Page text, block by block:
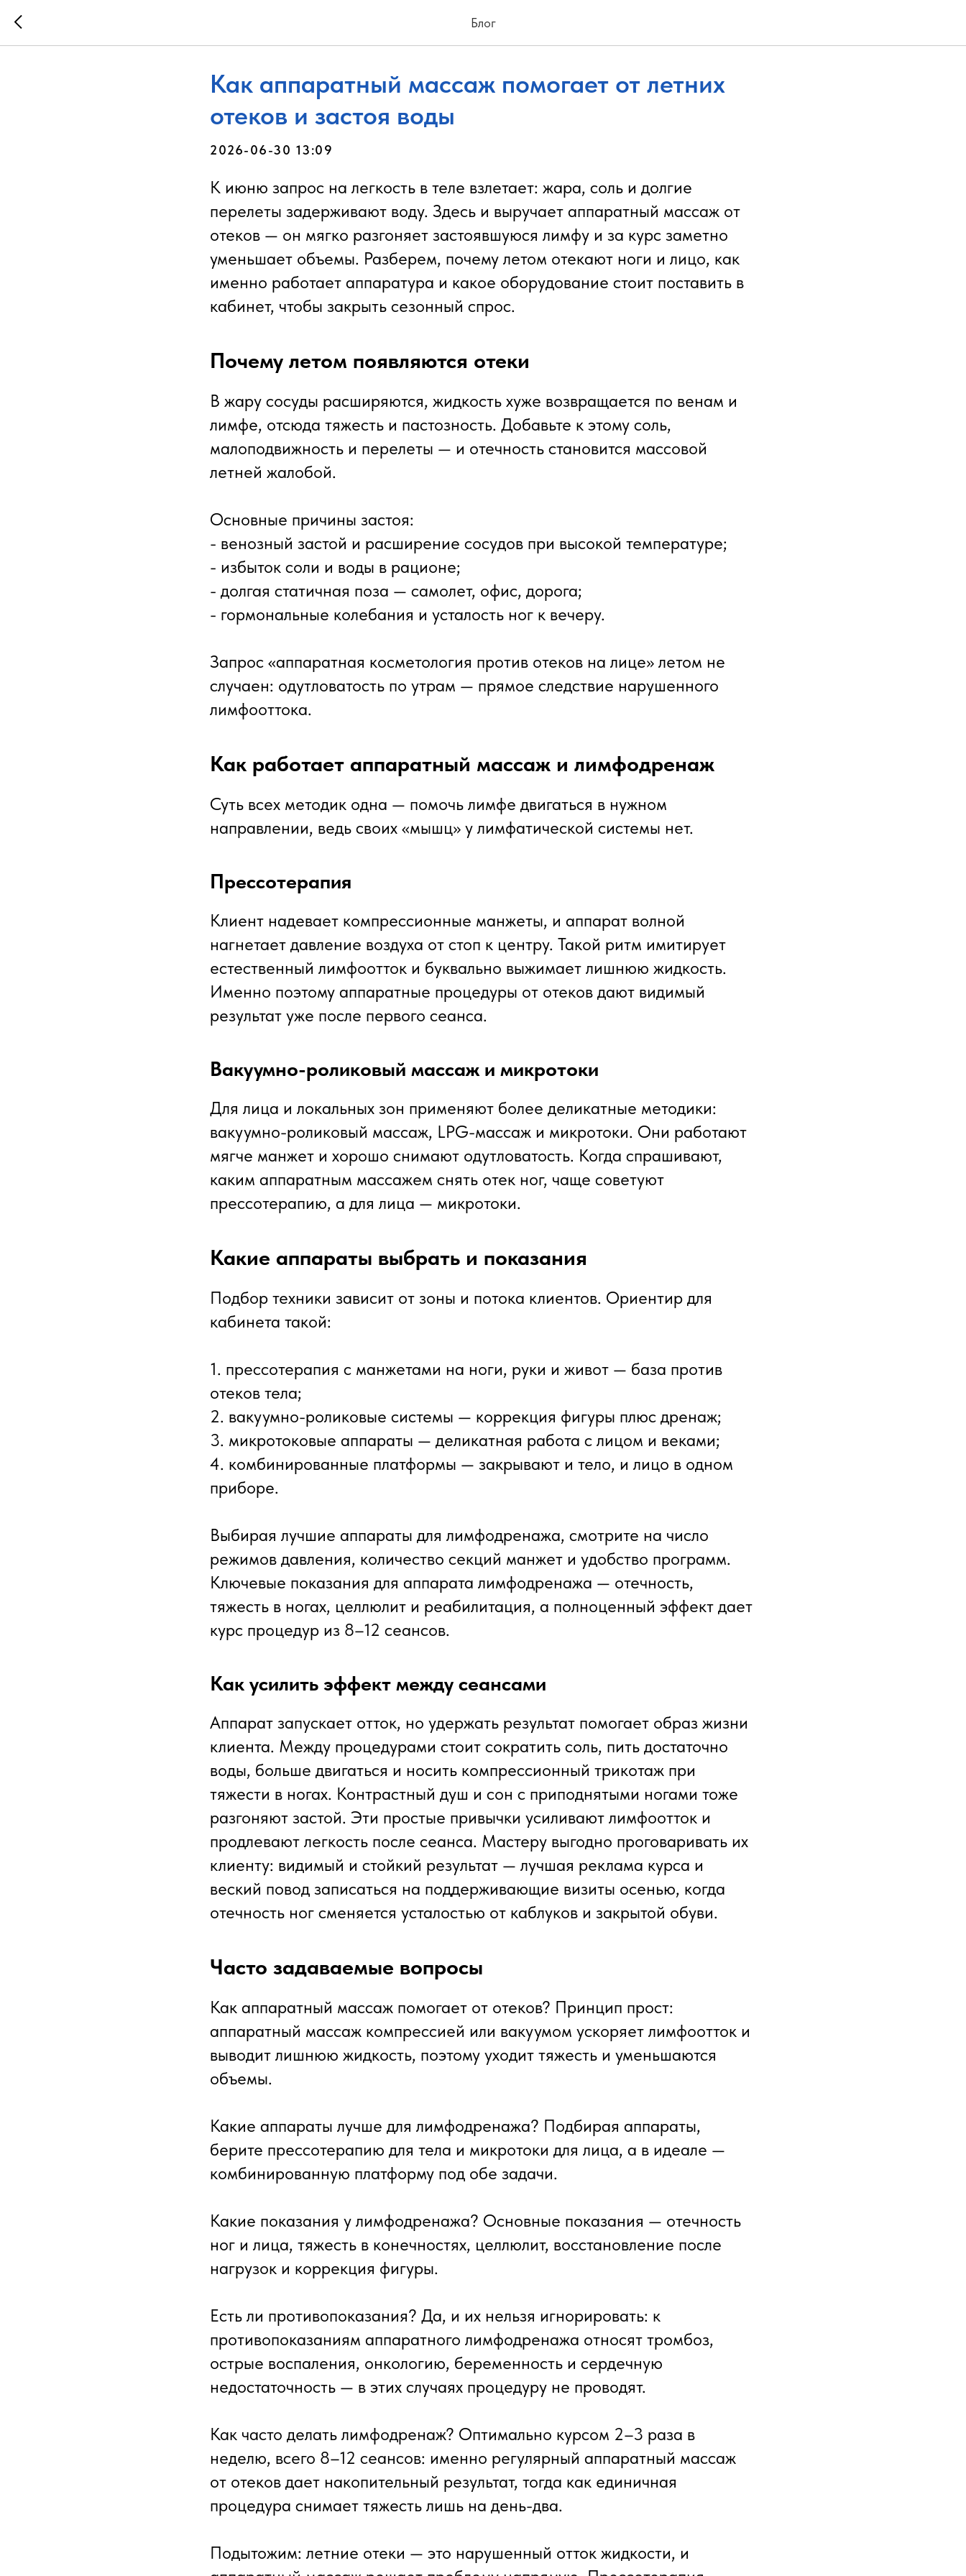
Блог
Как аппаратный массаж помогает от летних
отеков и застоя воды
2026-06-30 13:09
К июню запрос на легкость в теле взлетает: жара, соль и долгие
перелеты задерживают воду. Здесь и выручает аппаратный массаж от
отеков — он мягко разгоняет застоявшуюся лимфу и за курс заметно
уменьшает объемы. Разберем, почему летом отекают ноги и лицо, как
именно работает аппаратура и какое оборудование стоит поставить в
кабинет, чтобы закрыть сезонный спрос.
Почему летом появляются отеки
В жару сосуды расширяются, жидкость хуже возвращается по венам и
лимфе, отсюда тяжесть и пастозность. Добавьте к этому соль,
малоподвижность и перелеты — и отечность становится массовой
летней жалобой.
Основные причины застоя:
- венозный застой и расширение сосудов при высокой температуре;
- избыток соли и воды в рационе;
- долгая статичная поза — самолет, офис, дорога;
- гормональные колебания и усталость ног к вечеру.
Запрос «аппаратная косметология против отеков на лице» летом не
случаен: одутловатость по утрам — прямое следствие нарушенного
лимфооттока.
Как работает аппаратный массаж и лимфодренаж
Суть всех методик одна — помочь лимфе двигаться в нужном
направлении, ведь своих «мышц» у лимфатической системы нет.
Прессотерапия
Клиент надевает компрессионные манжеты, и аппарат волной
нагнетает давление воздуха от стоп к центру. Такой ритм имитирует
естественный лимфоотток и буквально выжимает лишнюю жидкость.
Именно поэтому аппаратные процедуры от отеков дают видимый
результат уже после первого сеанса.
Вакуумно-роликовый массаж и микротоки
Для лица и локальных зон применяют более деликатные методики:
вакуумно-роликовый массаж, LPG-массаж и микротоки. Они работают
мягче манжет и хорошо снимают одутловатость. Когда спрашивают,
каким аппаратным массажем снять отек ног, чаще советуют
прессотерапию, а для лица — микротоки.
Какие аппараты выбрать и показания
Подбор техники зависит от зоны и потока клиентов. Ориентир для
кабинета такой:
1. прессотерапия с манжетами на ноги, руки и живот — база против
отеков тела;
2. вакуумно-роликовые системы — коррекция фигуры плюс дренаж;
3. микротоковые аппараты — деликатная работа с лицом и веками;
4. комбинированные платформы — закрывают и тело, и лицо в одном
приборе.
Выбирая лучшие аппараты для лимфодренажа, смотрите на число
режимов давления, количество секций манжет и удобство программ.
Ключевые показания для аппарата лимфодренажа — отечность,
тяжесть в ногах, целлюлит и реабилитация, а полноценный эффект дает
курс процедур из 8–12 сеансов.
Как усилить эффект между сеансами
Аппарат запускает отток, но удержать результат помогает образ жизни
клиента. Между процедурами стоит сократить соль, пить достаточно
воды, больше двигаться и носить компрессионный трикотаж при
тяжести в ногах. Контрастный душ и сон с приподнятыми ногами тоже
разгоняют застой. Эти простые привычки усиливают лимфоотток и
продлевают легкость после сеанса. Мастеру выгодно проговаривать их
клиенту: видимый и стойкий результат — лучшая реклама курса и
веский повод записаться на поддерживающие визиты осенью, когда
отечность ног сменяется усталостью от каблуков и закрытой обуви.
Часто задаваемые вопросы
Как аппаратный массаж помогает от отеков? Принцип прост:
аппаратный массаж компрессией или вакуумом ускоряет лимфоотток и
выводит лишнюю жидкость, поэтому уходит тяжесть и уменьшаются
объемы.
Какие аппараты лучше для лимфодренажа? Подбирая аппараты,
берите прессотерапию для тела и микротоки для лица, а в идеале —
комбинированную платформу под обе задачи.
Какие показания у лимфодренажа? Основные показания — отечность
ног и лица, тяжесть в конечностях, целлюлит, восстановление после
нагрузок и коррекция фигуры.
Есть ли противопоказания? Да, и их нельзя игнорировать: к
противопоказаниям аппаратного лимфодренажа относят тромбоз,
острые воспаления, онкологию, беременность и сердечную
недостаточность — в этих случаях процедуру не проводят.
Как часто делать лимфодренаж? Оптимально курсом 2–3 раза в
неделю, всего 8–12 сеансов: именно регулярный аппаратный массаж
от отеков дает накопительный результат, тогда как единичная
процедура снимает тяжесть лишь на день-два.
Подытожим: летние отеки — это нарушенный отток жидкости, и